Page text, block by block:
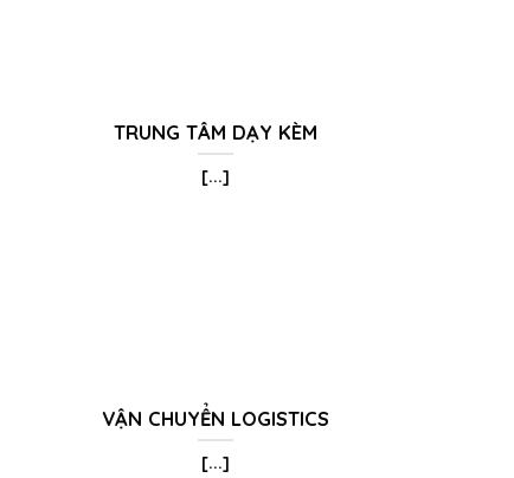
TRUNG TÂM DẠY KÈM
[...]
VẬN CHUYỂN LOGISTICS
[...]